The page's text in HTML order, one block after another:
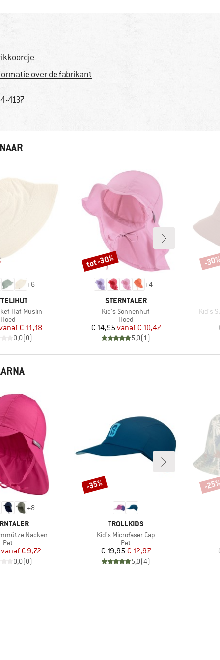
over de fabrikant
4137
+6
Hat Muslin
Productgroep
Hoed
Prijs
Verlaagde prijs
€ 11,18
0,0(0)
+4
MERK
STERNTALER
Artikel
Kid's Sonnenhut
Productgroep
Hoed
Prijs
€ 14,95 Verlaagde prijs
vanaf€ 10,47
5,0(1)
Korting
tot -30%
Artikel
Kid's
-
+8
Nacken
Productgroep
Pet
Prijs
Verlaagde prijs
vanaf€ 9,72
0,0(0)
MERK
TROLLKIDS
Artikel
Kid's Microfaser Cap
Productgroep
Pet
Prijs
€ 19,95Verlaagde prijs
€ 12,97
5,0(4)
Korting
-35% -